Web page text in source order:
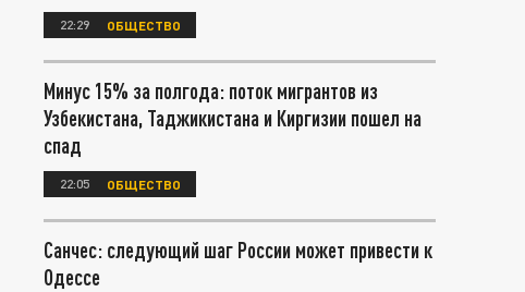
22:29 ОБЩЕСТВО
Минус 15% за полгода: поток мигрантов из
Узбекистана, Таджикистана и Киргизии пошел на
спад
22:05 ОБЩЕСТВО
Санчес: следующий шаг России может привести к
Одессе